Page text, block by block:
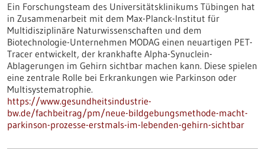
Ein Forschungsteam des Universitätsklinikums Tübingen hat
in Zusammenarbeit mit dem Max-Planck-Institut für
Multidisziplinäre Naturwissenschaften und dem
Biotechnologie-Unternehmen MODAG einen neuartigen PET-
Tracer entwickelt, der krankhafte Alpha-Synuclein-
Ablagerungen im Gehirn sichtbar machen kann. Diese spielen
eine zentrale Rolle bei Erkrankungen wie Parkinson oder
Multisystematrophie.
https://www.gesundheitsindustrie-
bw.de/fachbeitrag/pm/neue-bildgebungsmethode-macht-
parkinson-prozesse-erstmals-im-lebenden-gehirn-sichtbar